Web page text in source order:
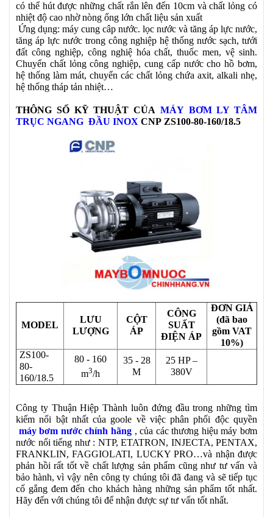
có thể hút được những chất rắn lên đến 10cm và chất lỏng có
nhiệt độ cao nhờ nòng ống lớn chất liệu sản xuất
Ứng dụng: máy cung câp nước. lọc nước và tăng áp lực nước,
tăng áp lực nước trong công nghiệp hệ thống nước sạch, tưới
đất công nghiệp, công nghiệ hóa chất, thuốc men, vệ sinh.
Chuyển chất lỏng công nghiệp, cung cấp nước cho hồ bơm,
hệ thống làm mát, chuyển các chất lỏng chứa axit, alkali nhẹ,
hệ thống tháp tản nhiệt…
THÔNG SỐ KỸ THUẬT CỦA MÁY BƠM LY TÂM
TRỤC NGANG ĐẦU INOX CNP ZS100-80-160/18.5
MODEL
LƯU
LƯỢNG
CỘT
ÁP
CÔNG
SUẤT
ĐIỆN ÁP
ĐƠN GIÁ
(đã bao
gồm VAT
10%)
ZS100-
80-
160/18.5
80 - 160
m3/h
35 - 28
M
25 HP –
380V
Công ty Thuận Hiệp Thành luôn đứng đầu trong những tìm
kiếm nổi bật nhất của goole về việc phân phối độc quyền
máy bơm nước chính hãng, của các thương hiệu máy bơm
nước nổi tiếng như : NTP, ETATRON, INJECTA, PENTAX,
FRANKLIN, FAGGIOLATI, LUCKY PRO…và nhận được
phản hồi rất tốt về chất lượng sản phẩm cũng như tư vấn và
bảo hành, vì vậy nên công ty chúng tôi đã đang và sẽ tiếp tục
cố gắng đem đến cho khách hàng những sản phẩm tốt nhất.
Hãy đến với chúng tôi để nhận được sự tư vấn tốt nhất.